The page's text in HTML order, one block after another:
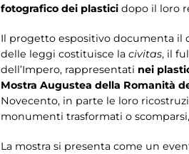
fotografico dei plastici dopo il loro
Il progetto espositivo documenta il
delle leggi costituisce la civitas, il
dell’Impero, rappresentati nei
Mostra Augustea della Romanità
Novecento, in parte le loro
monumenti trasformati o
La mostra si presenta come un